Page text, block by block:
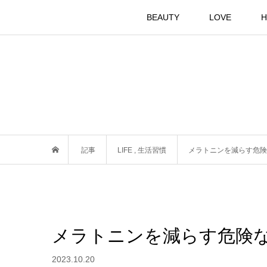
BEAUTY LOVE
記事 LIFE , 生活習慣 メラトニンを減らす危
メラトニンを減らす危険
2023.10.20